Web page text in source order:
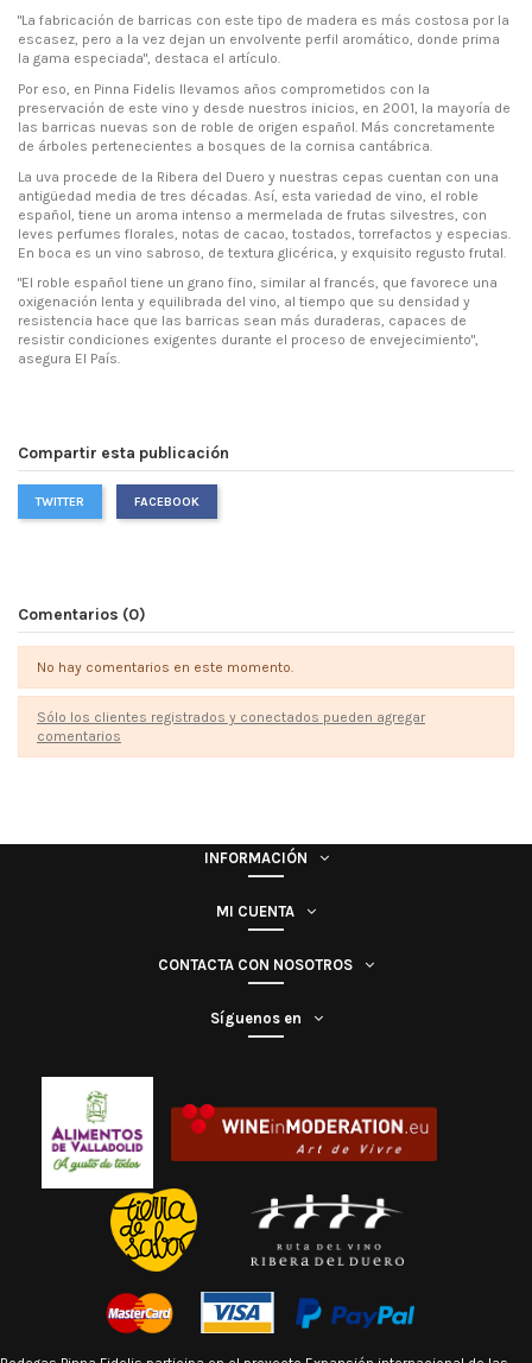
"La fabricación de barricas con este tipo de madera es más costosa por la
escasez, pero a la vez dejan un envolvente perfil aromático, donde prima
la gama especiada", destaca el artículo.
Por eso, en Pinna Fidelis llevamos años comprometidos con la
preservación de este vino y desde nuestros inicios, en 2001, la mayoría de
las barricas nuevas son de roble de origen español. Más concretamente
de árboles pertenecientes a bosques de la cornisa cantábrica.
La uva procede de la Ribera del Duero y nuestras cepas cuentan con una
antigüedad media de tres décadas. Así, esta variedad de vino, el roble
español, tiene un aroma intenso a mermelada de frutas silvestres, con
leves perfumes florales, notas de cacao, tostados, torrefactos y especias.
En boca es un vino sabroso, de textura glicérica, y exquisito regusto frutal.
"El roble español tiene un grano fino, similar al francés, que favorece una
oxigenación lenta y equilibrada del vino, al tiempo que su densidad y
resistencia hace que las barricas sean más duraderas, capaces de
resistir condiciones exigentes durante el proceso de envejecimiento",
asegura El País.
Compartir esta publicación
TWITTER FACEBOOK
Comentarios (0)
No hay comentarios en este momento.
Sólo los clientes registrados y conectados pueden agregar
comentarios
INFORMACIÓN
MI CUENTA
CONTACTA CON NOSOTROS
Síguenos en